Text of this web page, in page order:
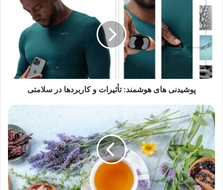
های
هوشمند:
تأثیرات
کاربردها
سلامتی
پوشیدنی های هوشمند: تأثیرات و کاربردها در سلامتی
پرطرفدارترین
نوشیدنی
های
گیاهی:
فواید
و
مضرات